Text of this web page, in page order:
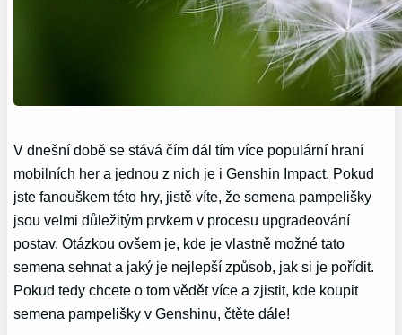
V dnešní době se stává čím dál tím více populární hraní
mobilních her a jednou z nich je i Genshin Impact. Pokud
jste fanouškem této hry, jistě víte, že semena pampelišky
jsou velmi důležitým prvkem v procesu upgradeování
postav. Otázkou ovšem je, kde je vlastně možné tato
semena sehnat a jaký je nejlepší způsob, jak si je pořídit.
Pokud tedy chcete o tom vědět více a zjistit, kde koupit
semena pampelišky v Genshinu, čtěte dále!